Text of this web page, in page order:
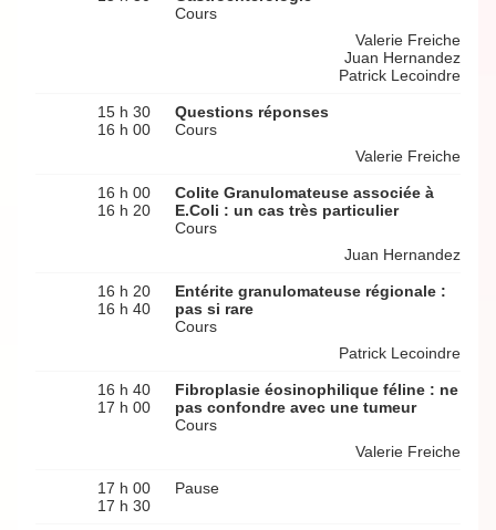
Cours
Valerie Freiche
Juan Hernandez
Patrick Lecoindre
15 h 30
16 h 00
Questions réponses
Cours
Valerie Freiche
16 h 00
16 h 20
Colite Granulomateuse associée à
E.Coli : un cas très particulier
Cours
Juan Hernandez
16 h 20
16 h 40
Entérite granulomateuse régionale :
pas si rare
Cours
Patrick Lecoindre
16 h 40
17 h 00
Fibroplasie éosinophilique féline : ne
pas confondre avec une tumeur
Cours
Valerie Freiche
17 h 00
17 h 30
Pause